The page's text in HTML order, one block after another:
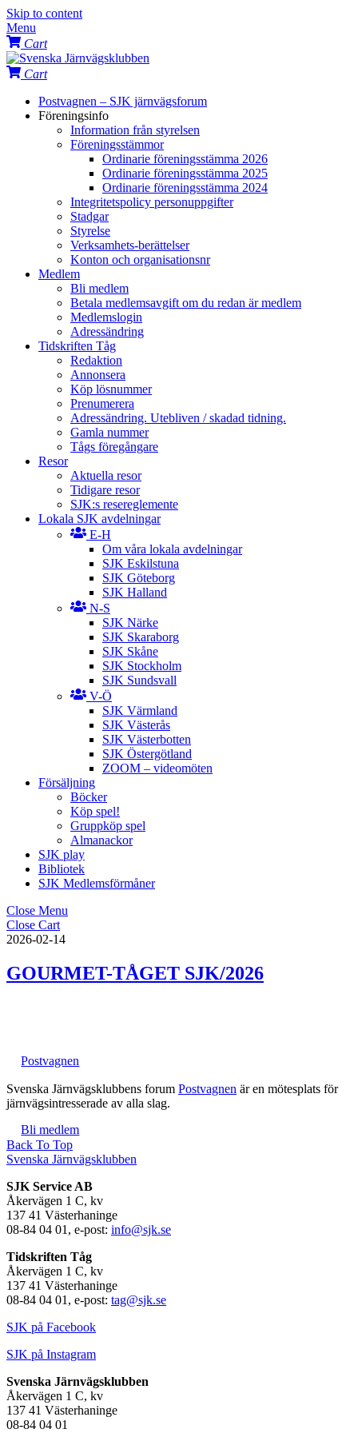
Skip to content
Menu
Cart
Cart
Postvagnen – SJK järnvägsforum
Föreningsinfo
Information från styrelsen
Föreningsstämmor
Ordinarie föreningsstämma 2026
Ordinarie föreningsstämma 2025
Ordinarie föreningsstämma 2024
Integritetspolicy personuppgifter
Stadgar
Styrelse
Verksamhets-berättelser
Konton och organisationsnr
Medlem
Bli medlem
Betala medlemsavgift om du redan är medlem
Medlemslogin
Adressändring
Tidskriften Tåg
Redaktion
Annonsera
Köp lösnummer
Prenumerera
Adressändring. Utebliven / skadad tidning.
Gamla nummer
Tågs föregångare
Resor
Aktuella resor
Tidigare resor
SJK:s resereglemente
Lokala SJK avdelningar
E-H
Om våra lokala avdelningar
SJK Eskilstuna
SJK Göteborg
SJK Halland
N-S
SJK Närke
SJK Skaraborg
SJK Skåne
SJK Stockholm
SJK Sundsvall
V-Ö
SJK Värmland
SJK Västerås
SJK Västerbotten
SJK Östergötland
ZOOM – videomöten
Försäljning
Böcker
Köp spel!
Gruppköp spel
Almanackor
SJK play
Bibliotek
SJK Medlemsförmåner
Close Menu
Close Cart
2026-02-14
GOURMET-TÅGET SJK/2026
Postvagnen
Svenska Järnvägsklubbens forum Postvagnen är en mötesplats för
järnvägsintresserade av alla slag.
Bli medlem
Back To Top
Svenska Järnvägsklubben
SJK Service AB
Åkervägen 1 C, kv
137 41 Västerhaninge
08-84 04 01, e-post: info@sjk.se
Tidskriften Tåg
Åkervägen 1 C, kv
137 41 Västerhaninge
08-84 04 01, e-post: tag@sjk.se
SJK på Facebook
SJK på Instagram
Svenska Järnvägsklubben
Åkervägen 1 C, kv
137 41 Västerhaninge
08-84 04 01